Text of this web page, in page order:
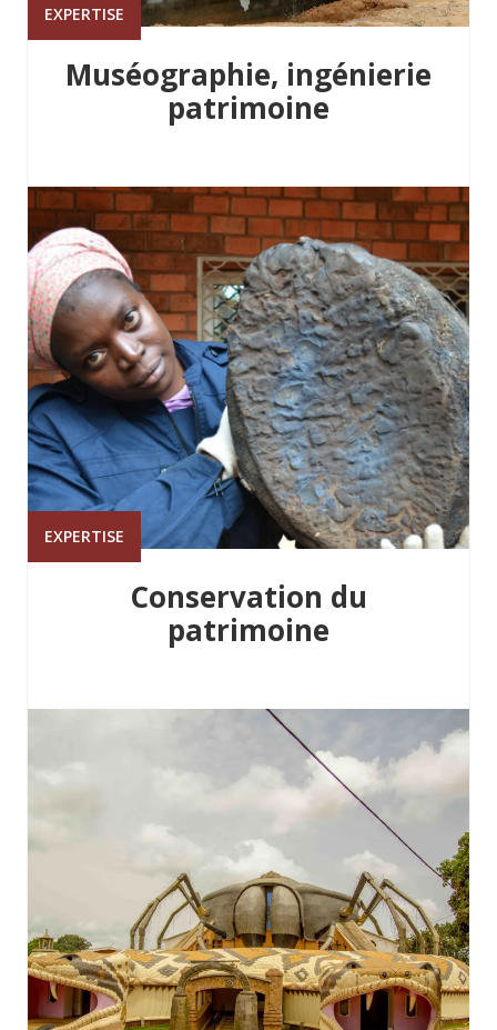
EXPERTISE
Muséographie, ingénierie
patrimoine
EXPERTISE
Conservation du
patrimoine